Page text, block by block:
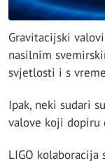
Gravitacijski
nasilnim
svjetlosti i s
Ipak, neki sudari
valove koji dopiru
LIGO kolaboracija